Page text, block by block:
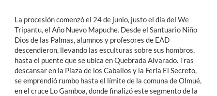
La procesión comenzó el 24 de junio, justo el día del We
Tripantu, el Año Nuevo Mapuche. Desde el Santuario Niño
Dios de las Palmas, alumnos y profesores de EAD
descendieron, llevando las esculturas sobre sus hombros,
hasta el puente que se ubica en Quebrada Alvarado. Tras
descansar en la Plaza de los Caballos y la Feria El Secreto,
se emprendió rumbo hasta el límite de la comuna de Olmué,
en el cruce Lo Gamboa, donde finalizó este segmento de la